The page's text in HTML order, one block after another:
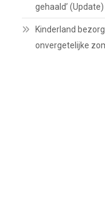
gehaald’ (Update)
Kinderland
onvergetelijke